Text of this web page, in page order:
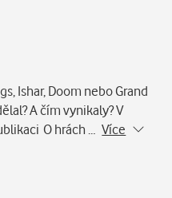
Ishar, Doom nebo Grand
A čím vynikaly? V
O hrách …Více